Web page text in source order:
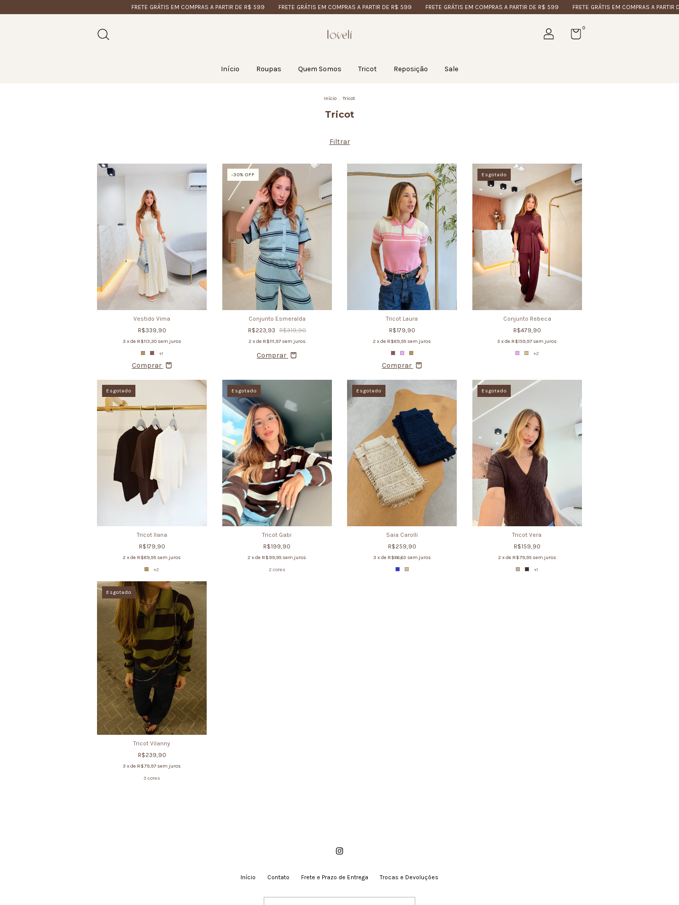
FRETE GRÁTIS EM COMPRAS A PARTIR DE R$ 599 FRETE GRÁTIS EM COMPRAS A PARTIR DE R$ 599 FRETE GRÁTIS EM COMPRAS A PARTIR DE R$ 599 FRETE GRÁTIS EM COMPRAS A PARTIR DE R$
0
Início Roupas Quem Somos Tricot Reposição Sale
Início . Tricot
Tricot
Filtrar
Vestido Virna
R$339,90
3 x de R$113,30 sem juros
+1
Comprar
-30% OFF
Conjunto Esmeralda
R$223,93
R$319,90
2 x de R$111,97 sem juros
Comprar
Tricot Laura
R$179,90
2 x de R$89,95 sem juros
Comprar
Esgotado
Conjunto Rebeca
R$479,90
3 x de R$159,97 sem juros
+2
Esgotado
Tricot Ilana
R$179,90
2 x de R$89,95 sem juros
+2
Esgotado
Tricot Gabi
R$199,90
2 x de R$99,95 sem juros
2 cores
Esgotado
Saia Carolli
R$259,90
3 x de R$86,63 sem juros
Esgotado
Tricot Vera
R$159,90
2 x de R$79,95 sem juros
+1
Esgotado
Tricot Vilanny
R$239,90
3 x de R$79,97 sem juros
3 cores
Início Contato Frete e Prazo de Entrega Trocas e Devoluções